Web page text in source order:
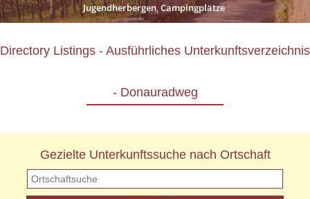
Jugendherbergen, Campingplätze
Directory Listings - Ausführliches Unterkunftsverzeichnis
- Donauradweg
Gezielte Unterkunftssuche nach Ortschaft